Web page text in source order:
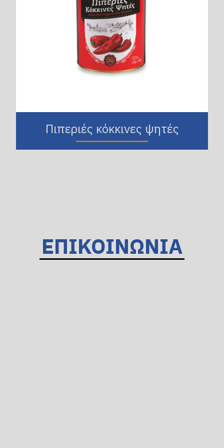
Πιπεριές κόκκινες ψητές
ΕΠΙΚΟΙΝΩΝΙΑ